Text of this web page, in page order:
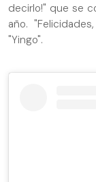
decirlo!" que se
año.
"Yingo".